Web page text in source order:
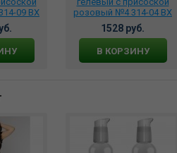
09 BX
розовый №4 314-04 BX
DD
1528 руб.
В КОРЗИНУ